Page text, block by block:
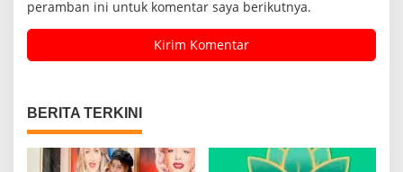
peramban ini untuk komentar saya berikutnya.
BERITA TERKINI